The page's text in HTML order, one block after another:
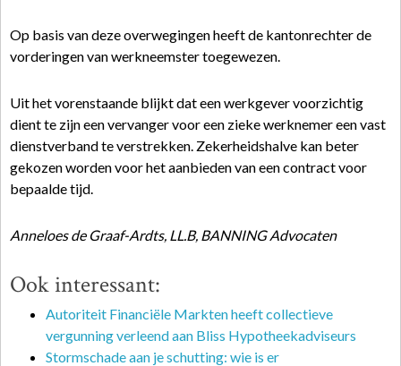
Op basis van deze overwegingen heeft de kantonrechter de
vorderingen van werkneemster toegewezen.
Uit het vorenstaande blijkt dat een werkgever voorzichtig
dient te zijn een vervanger voor een zieke werknemer een vast
dienstverband te verstrekken. Zekerheidshalve kan beter
gekozen worden voor het aanbieden van een contract voor
bepaalde tijd.
Anneloes de Graaf-Ardts, LL.B, BANNING Advocaten
Ook interessant:
Autoriteit Financiële Markten heeft collectieve
vergunning verleend aan Bliss Hypotheekadviseurs
Stormschade aan je schutting: wie is er